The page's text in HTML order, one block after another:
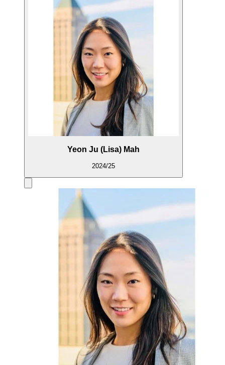
Yeon Ju (Lisa) Mah
2024/25